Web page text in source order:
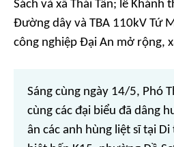
Sách và xã Thái Tân; lễ Khánh
Đường dây và TBA 110kV Tứ
công nghiệp Đại An mở rộng,
Sáng cùng ngày 14/5, Phó
cùng các đại biểu đã dâng
ân các anh hùng liệt sĩ tại